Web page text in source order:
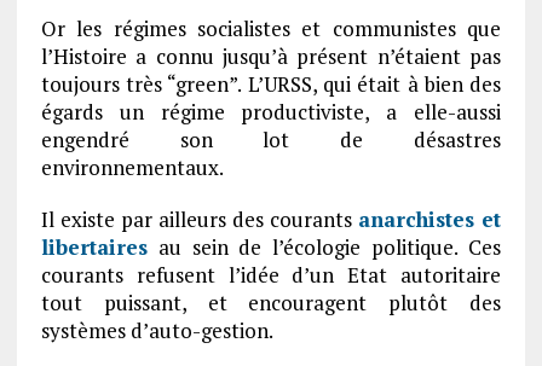
Or les régimes socialistes et communistes que
l’Histoire a connu jusqu’à présent n’étaient pas
toujours très “green”. L’URSS, qui était à bien des
égards un régime productiviste, a elle-aussi
engendré son lot de désastres
environnementaux.
Il existe par ailleurs des courants anarchistes et
libertairesau sein de l’écologie politique. Ces
courants refusent l’idée d’un Etat autoritaire
tout puissant, et encouragent plutôt des
systèmes d’auto-gestion.